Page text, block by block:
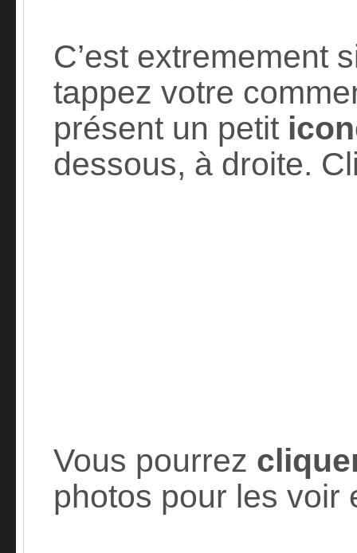
C’est extremement
tappez votre
présent un petit
dessous, à droite.
Vous pourrez
photos pour les voir